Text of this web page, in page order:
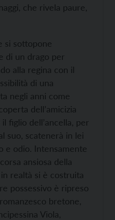
che rivela paure,
si sottopone
di un drago per
alla regina con il
di una
negli anni come
dell’amicizia
figlio dell’ancella, per
suo, scatenerà in lei
e odio. Intensamente
ansiosa della
realtà si è costruita
possessivo è ripreso
bretone,
Viola,